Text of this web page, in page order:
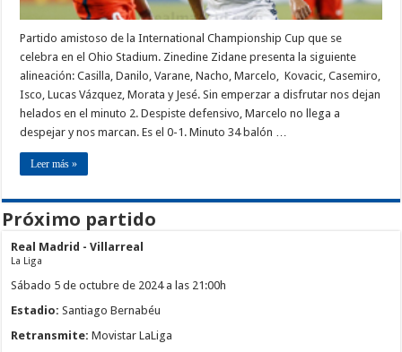
Partido amistoso de la International Championship Cup que se
celebra en el Ohio Stadium. Zinedine Zidane presenta la siguiente
alineación: Casilla, Danilo, Varane, Nacho, Marcelo, Kovacic, Casemiro,
Isco, Lucas Vázquez, Morata y Jesé. Sin emperzar a disfrutar nos dejan
helados en el minuto 2. Despiste defensivo, Marcelo no llega a
despejar y nos marcan. Es el 0-1. Minuto 34 balón …
Leer más »
Próximo partido
Real Madrid - Villarreal
La Liga
Sábado 5 de octubre de 2024 a las 21:00h
Estadio: Santiago Bernabéu
Retransmite: Movistar LaLiga